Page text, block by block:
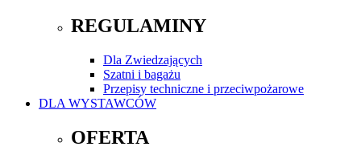
REGULAMINY
Dla Zwiedzających
Szatni i bagażu
Przepisy techniczne i przeciwpożarowe
DLA WYSTAWCÓW
OFERTA